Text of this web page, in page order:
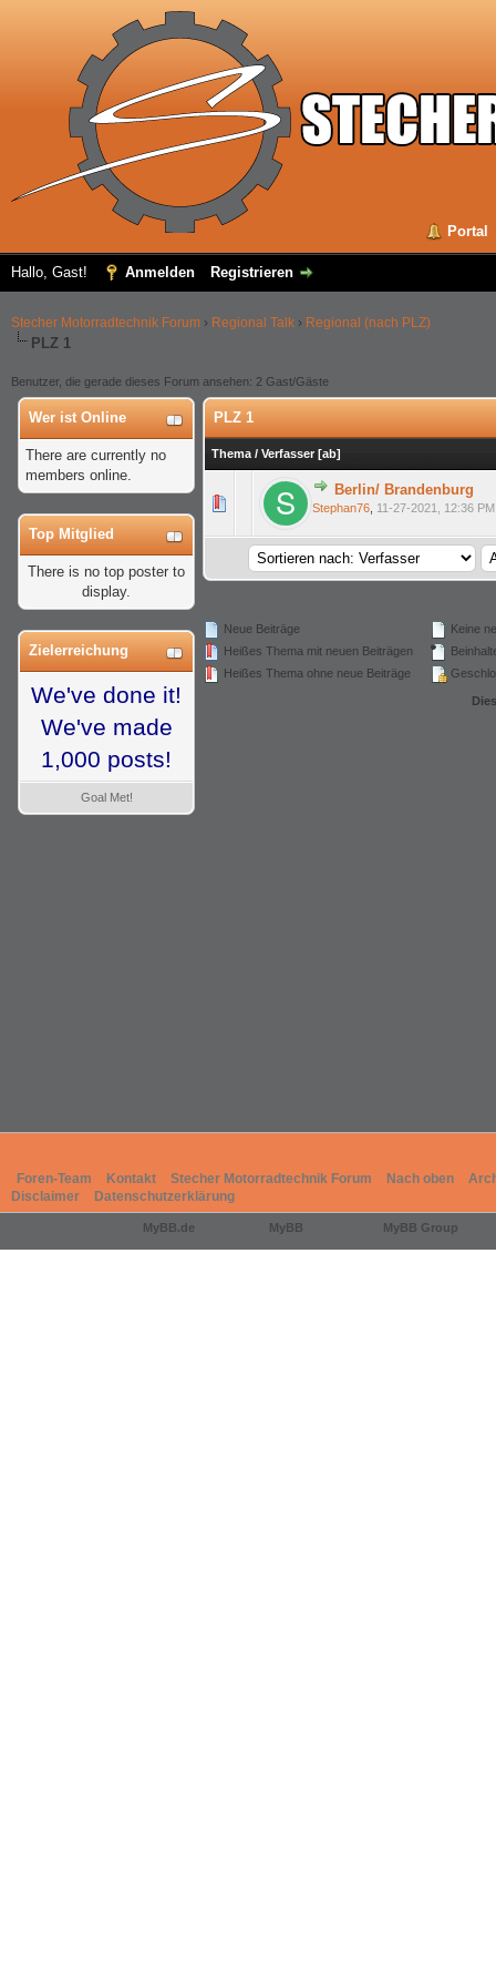
Portal
Hallo, Gast! Anmelden Registrieren
Stecher Motorradtechnik Forum › Regional Talk › Regional (nach PLZ)
PLZ 1
Benutzer, die gerade dieses Forum ansehen: 2 Gast/Gäste
Wer ist Online
There are currently no
members online.
Top Mitglied
There is no top poster to
display.
Zielerreichung
We've done it!
We've made
1,000 posts!
Goal Met!
PLZ 1
Thema / Verfasser [ab]
Berlin/ Brandenburg
Stephan76 11-27-2021, 12:36 PM
- 0 von 5 durchschnittlich
Neue Beiträge
Heißes Thema mit neuen Beiträgen
Heißes Thema ohne neue Beiträge
Keine
Foren-Team Kontakt Stecher Motorradtechnik Forum Nach oben
Disclaimer
Datenschutzerklärung
MyBB.de MyBB MyBB Group